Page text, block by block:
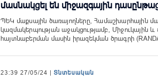
մասնակցել են միջազգային
ՊԵԿ մաքսային ծառայողները, Համաշխարհային
կազմակերպության աջակցությամբ, Միջուկային
հայտնաբերման մասին իրազեկման ծրագրի
23:39 27/05/24 | Տնտեսական